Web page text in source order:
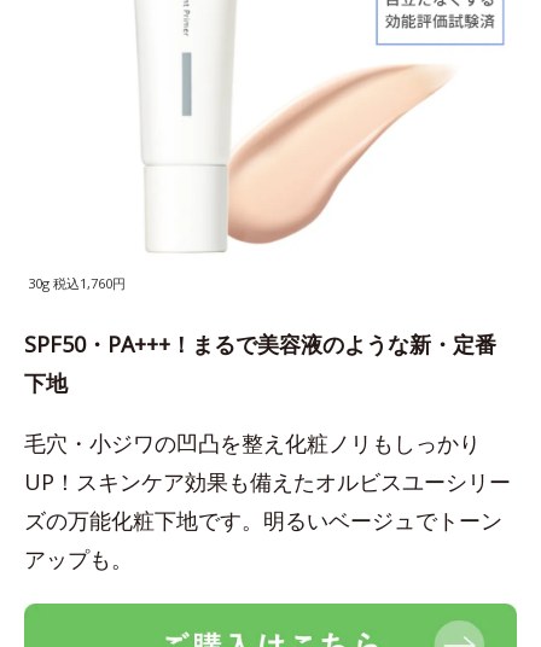
30g 税込1,760円
SPF50・PA+++！まるで美容液のような新・定番
下地
毛穴・小ジワの凹凸を整え化粧ノリもしっかり
UP！スキンケア効果も備えたオルビスユーシリー
ズの万能化粧下地です。明るいベージュでトーン
アップも。